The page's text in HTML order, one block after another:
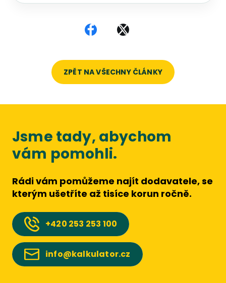
Sdílet na Facebooku
Sdílet na X
ZPĚT NA VŠECHNY ČLÁNKY
Jsme tady, abychom
vám pomohli.
Rádi vám pomůžeme najít dodavatele, se
kterým ušetříte až tisíce korun ročně.
+420 253 253 100
info@kalkulator.cz